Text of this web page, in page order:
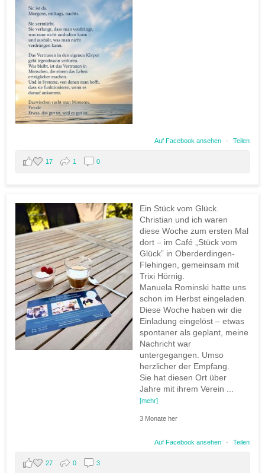
Auf Facebook ansehen · Teilen
17 1 0
Ein Stück vom Glück.
Christian und ich waren
diese Woche zum ersten Mal
dort – im Café „Stück vom
Glück” in Oberderdingen-
Flehingen, gemeinsam mit
Trixi Hörnig.
Manuela Rominski hatte uns
schon im Herbst eingeladen.
Diese Woche haben wir die
Einladung eingelöst – etwas
spontaner als geplant, meine
Nachricht war
untergegangen. Umso
herzlicher der Empfang.
Sie hat diesen Ort über
Jahre mit ihrem Verein
[mehr]
3 Monate her
Auf Facebook ansehen · Teilen
27 0 3